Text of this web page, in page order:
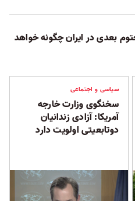
بعدی در ایران چگونه خواهد
سیاسی و اجتماعی
سخنگوی وزارت خارجه
آمریکا: آزادی زندانیان
دوتابعیتی اولویت دارد